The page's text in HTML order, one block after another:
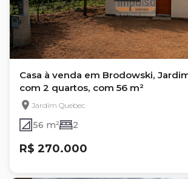
Casa à venda em Brodowski,
com 2 quartos, com 56 m²
Jardim Quebec
56 m² 2
R$ 270.000